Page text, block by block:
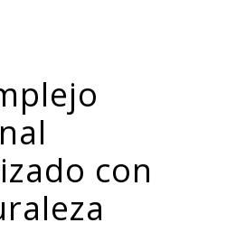
con